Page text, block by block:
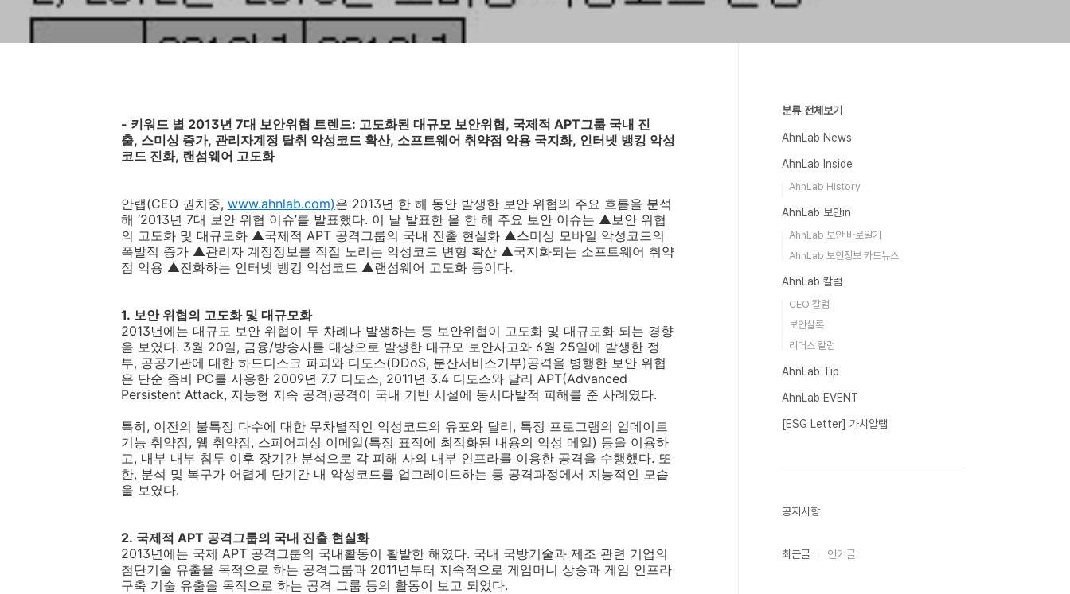
- 키워드 별 2013년 7대 보안위협 트렌드: 고도화된 대규모 보안위협, 국제적 APT그룹 국내 진
출, 스미싱 증가, 관리자계정 탈취 악성코드 확산, 소프트웨어 취약점 악용 국지화, 인터넷 뱅킹 악성
코드 진화, 랜섬웨어 고도화
안랩(CEO 권치중, www.ahnlab.com)은 2013년 한 해 동안 발생한 보안 위협의 주요 흐름을 분석
해 ‘2013년 7대 보안 위협 이슈’를 발표했다. 이 날 발표한 올 한 해 주요 보안 이슈는 ▲보안 위협
의 고도화 및 대규모화 ▲국제적 APT 공격그룹의 국내 진출 현실화 ▲스미싱 모바일 악성코드의
폭발적 증가 ▲관리자 계정정보를 직접 노리는 악성코드 변형 확산 ▲국지화되는 소프트웨어 취약
점 악용 ▲진화하는 인터넷 뱅킹 악성코드 ▲랜섬웨어 고도화 등이다.
1. 보안 위협의 고도화 및 대규모화
2013년에는 대규모 보안 위협이 두 차례나 발생하는 등 보안위협이 고도화 및 대규모화 되는 경향
을 보였다. 3월 20일, 금융/방송사를 대상으로 발생한 대규모 보안사고와 6월 25일에 발생한 정
부, 공공기관에 대한 하드디스크 파괴와 디도스(DDoS, 분산서비스거부)공격을 병행한 보안 위협
은 단순 좀비 PC를 사용한 2009년 7.7 디도스, 2011년 3.4 디도스와 달리 APT(Advanced
Persistent Attack, 지능형 지속 공격)공격이 국내 기반 시설에 동시다발적 피해를 준 사례였다.
특히, 이전의 불특정 다수에 대한 무차별적인 악성코드의 유포와 달리, 특정 프로그램의 업데이트
기능 취약점, 웹 취약점, 스피어피싱 이메일(특정 표적에 최적화된 내용의 악성 메일) 등을 이용하
고, 내부 내부 침투 이후 장기간 분석으로 각 피해 사의 내부 인프라를 이용한 공격을 수행했다. 또
한, 분석 및 복구가 어렵게 단기간 내 악성코드를 업그레이드하는 등 공격과정에서 지능적인 모습
을 보였다.
2. 국제적 APT 공격그룹의 국내 진출 현실화
2013년에는 국제 APT 공격그룹의 국내활동이 활발한 해였다. 국내 국방기술과 제조 관련 기업의
첨단기술 유출을 목적으로 하는 공격그룹과 2011년부터 지속적으로 게임머니 상승과 게임 인프라
구축 기술 유출을 목적으로 하는 공격 그룹 등의 활동이 보고 되었다.
분류 전체보기
AhnLab News
AhnLab Inside
AhnLab History
AhnLab 보안in
AhnLab 보안 바로알기
AhnLab 보안정보 카드뉴스
AhnLab 칼럼
CEO 칼럼
보안실록
리더스 칼럼
AhnLab Tip
AhnLab EVENT
[ESG Letter] 가치알랩
공지사항
최근글 인기글